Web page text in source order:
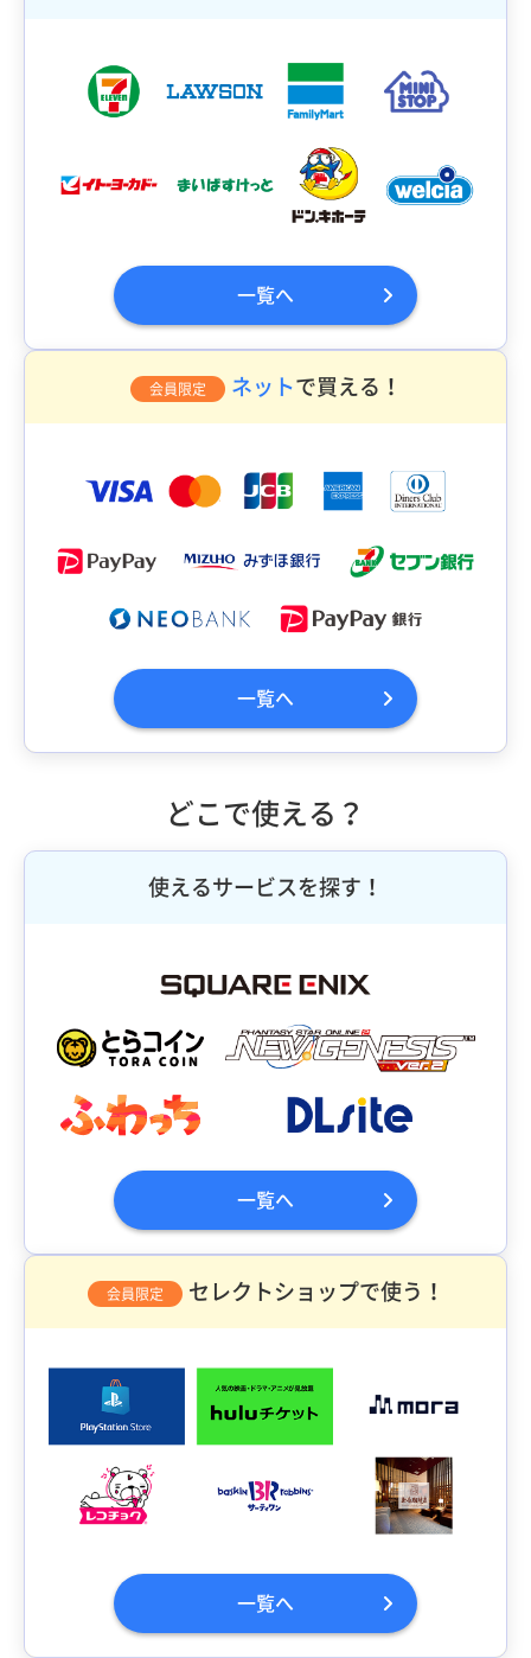
一覧へ
会員限定 ネットで買える！
一覧へ
どこで使える？
使えるサービスを探す！
一覧へ
会員限定 セレクトショップで使う！
一覧へ